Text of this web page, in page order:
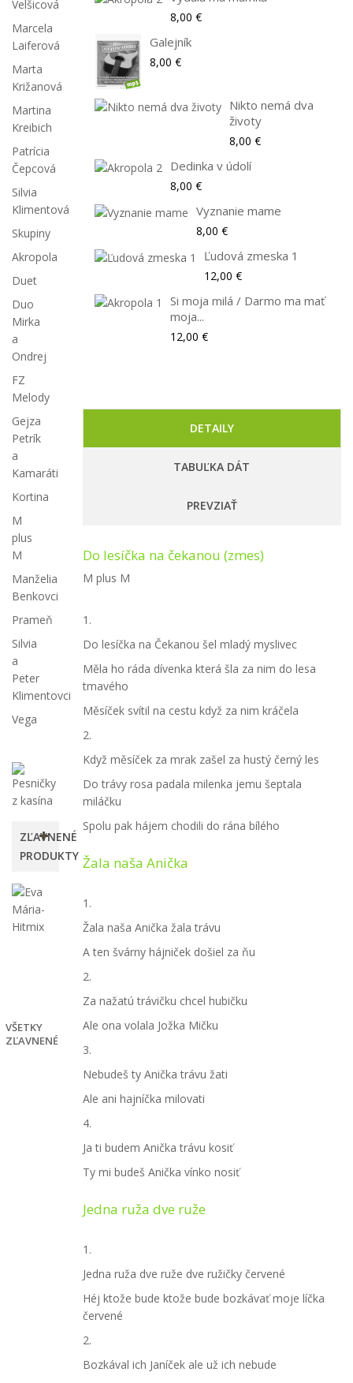
Velšicová
Marcela
Laiferová
Marta
Križanová
Martina
Kreibich
Patrícia
Čepcová
Silvia
Klimentová
Skupiny
Akropola
Duet
Duo
Mirka
a
Ondrej
FZ
Melody
Gejza
Petrík
a
Kamaráti
Kortina
M
plus
M
Manželia
Benkovci
Prameň
Silvia
a
Peter
Klimentovci
Vega
ZĽAVNENÉ
PRODUKTY
Mária
Hitmix
16,00
VŠETKY
ZĽAVNENÉ
8,00 €
Galejník
8,00 €
Nikto nemá dva
životy
8,00 €
Dedinka v údolí
8,00 €
Vyznanie mame
8,00 €
Ľudová zmeska 1
12,00 €
Si moja milá / Darmo ma mať
moja...
12,00 €
DETAILY
TABUĽKA DÁT
PREVZIAŤ
Do lesíčka na čekanou (zmes)
M plus M
1.
Do lesíčka na Čekanou šel mladý myslivec
Měla ho ráda dívenka která šla za nim do lesa
tmavého
Měsíček svítil na cestu když za nim kráčela
2.
Když měsíček za mrak zašel za hustý černý les
Do trávy rosa padala milenka jemu šeptala
miláčku
Spolu pak hájem chodili do rána bílého
Žala naša Anička
1.
Žala naša Anička žala trávu
A ten švárny hájniček došiel za ňu
2.
Za nažatú trávičku chcel hubičku
Ale ona volala Jožka Mičku
3.
Nebudeš ty Anička trávu žati
Ale ani hajníčka milovati
4.
Ja ti budem Anička trávu kosiť
Ty mi budeš Anička vínko nosiť
Jedna ruža dve ruže
1.
Jedna ruža dve ruže dve ružičky červené
Héj ktože bude ktože bude bozkávať moje líčka
červené
2.
Bozkával ich Janíček ale už ich nebude